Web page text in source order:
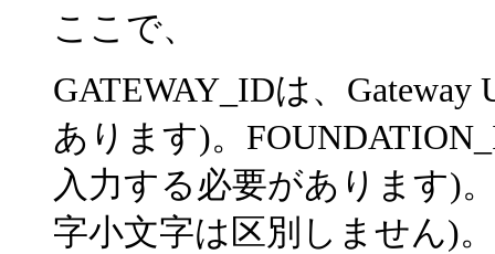
ここで、
GATEWAY_IDは、
あります)。
入力する必要があります)
字小文字は区別しません)。